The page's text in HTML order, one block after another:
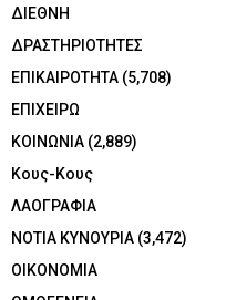
ΔΙΕΘΝΗ
ΔΡΑΣΤΗΡΙΟΤΗΤΕΣ
ΕΠΙΚΑΙΡΟΤΗΤΑ (5,708)
ΕΠΙΧΕΙΡΩ
ΚΟΙΝΩΝΙΑ (2,889)
Κους-Κους
ΛΑΟΓΡΑΦΙΑ
ΝΟΤΙΑ ΚΥΝΟΥΡΙΑ (3,472)
ΟΙΚΟΝΟΜΙΑ